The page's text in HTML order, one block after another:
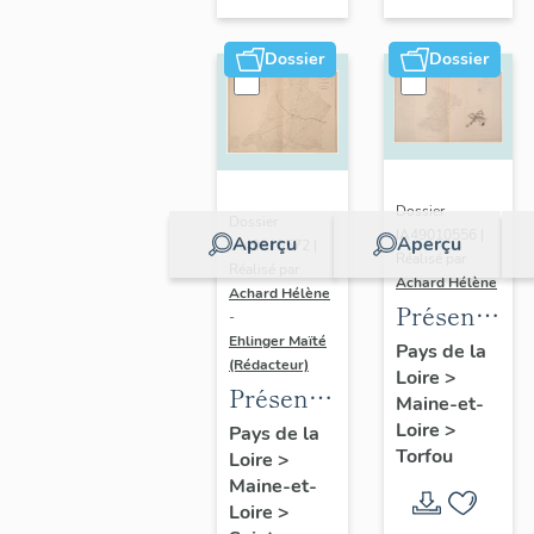
sur-
Moine
Dossier
Aperçu
IA49010572 |
Achard Hélène
-
Ehlinger Maïté
(Rédacteur)
Présentation
du
patrimoine
industriel
Pays de la
Loire >
Maine-et-
Loire >
Dossier
Aperçu
Dossier
IA49010556 |
Réalisé par
Achard Hélène
du
patrimoine
industriel
de la
commune
de
Pays de la
Loire >
Maine-et-
Loire >
Torfou